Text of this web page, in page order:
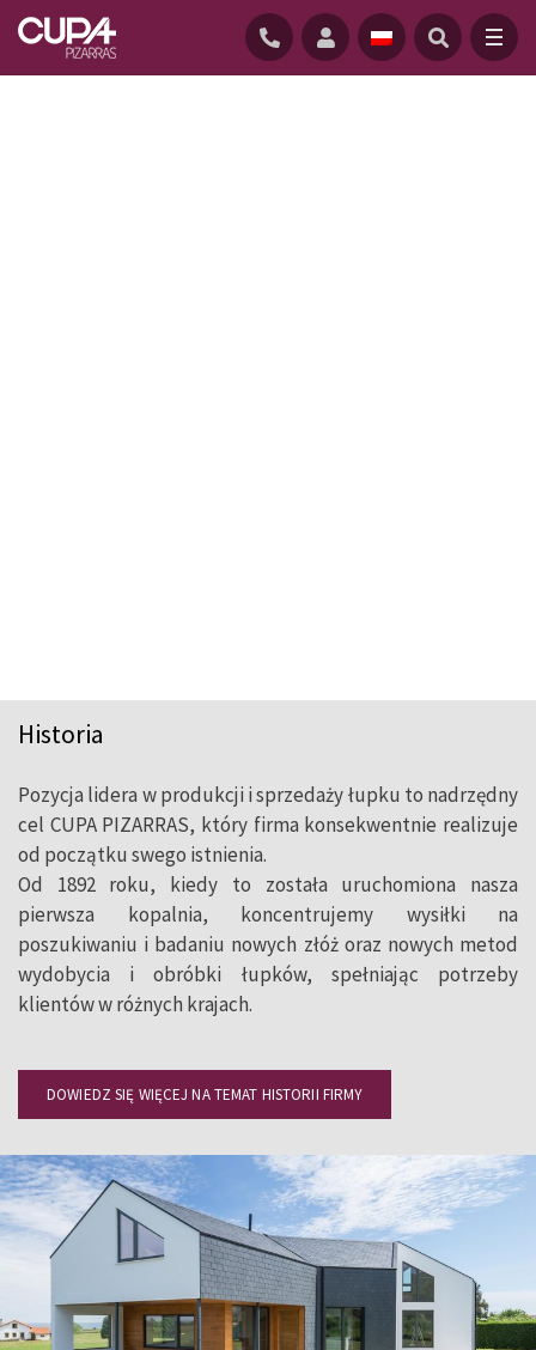
Co trzeci łupek wykorzystany w
budownictwie na świecie pochodzi od
CUPA PIZARRAS, światowego lidera w
produkcji i sprzedaży łupków
naturalnych o ponad 125-letniej
tradycji.
Historia
Pozycja lidera w produkcji i sprzedaży łupku to nadrzędny
cel CUPA PIZARRAS, który firma konsekwentnie realizuje
od początku swego istnienia.
Od 1892 roku, kiedy to została uruchomiona nasza
pierwsza kopalnia, koncentrujemy wysiłki na
poszukiwaniu i badaniu nowych złóż oraz nowych metod
wydobycia i obróbki łupków, spełniając potrzeby
klientów w różnych krajach.
DOWIEDZ SIĘ WIĘCEJ NA TEMAT HISTORII FIRMY